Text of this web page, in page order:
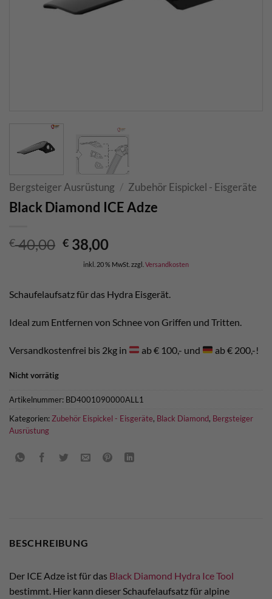
Bergsteiger Ausrüstung / Zubehör Eispickel - Eisgeräte
Black Diamond ICE Adze
€40,00 Ursprünglicher
Preis
war:
€ 40,00
€ 38,00Aktueller
Preis
ist:
€ 38,00.
inkl. 20 % MwSt. zzgl. Versandkosten
Schaufelaufsatz für das Hydra Eisgerät.
Ideal zum Entfernen von Schnee von Griffen und Tritten.
Versandkostenfrei bis 2kg in ab € 100,- und ab € 200,-!
Nicht vorrätig
Artikelnummer: BD4001090000ALL1
Kategorien: Zubehör Eispickel - Eisgeräte, Black Diamond, Bergsteiger
Ausrüstung
BESCHREIBUNG
Der ICE Adze ist für das Black Diamond Hydra Ice Tool
bestimmt. Hier kann dieser Schaufelaufsatz für alpine